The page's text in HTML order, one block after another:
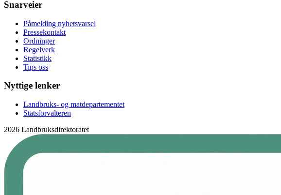
Snarveier
Påmelding nyhetsvarsel
Pressekontakt
Ordninger
Regelverk
Statistikk
Tips oss
Nyttige lenker
Landbruks- og matdepartementet
Statsforvalteren
2026 Landbruksdirektoratet